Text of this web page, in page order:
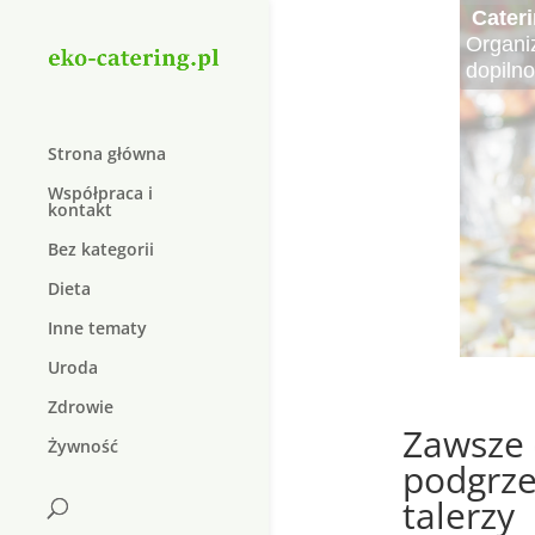
Strona główna
Współpraca i
kontakt
Bez kategorii
Dieta
Inne tematy
Uroda
Zdrowie
Żywność
do
Czy
Lato to
Krem
W
który
W
talerzy